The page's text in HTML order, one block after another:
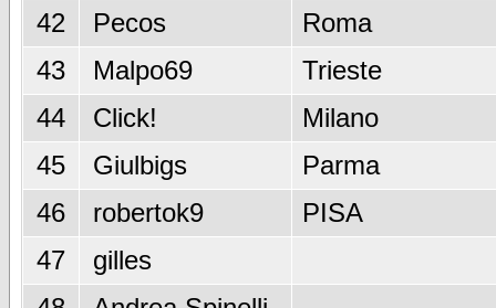
42
Pecos
Roma
43
Malpo69
Trieste
44
Click!
Milano
45
Giulbigs
Parma
46
robertok9
PISA
47
gilles